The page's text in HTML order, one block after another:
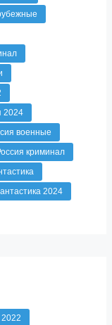
2024
военные
криминал
2024